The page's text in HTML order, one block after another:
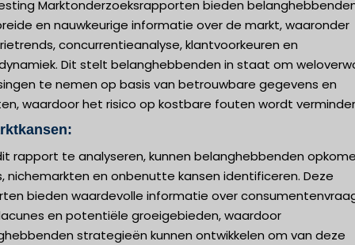
Marktonderzoeksrapporten bieden
en nauwkeurige informatie over de markt, waaronder
concurrentieanalyse, klantvoorkeuren en
Dit stelt belanghebbenden in staat om
te nemen op basis van betrouwbare gegevens en
waardoor het risico op kostbare fouten wordt
rapport te analyseren, kunnen belanghebbenden
nichemarkten en onbenutte kansen identificeren. Deze
bieden waardevolle informatie over
en potentiële groeigebieden, waardoor
strategieën kunnen ontwikkelen om van deze